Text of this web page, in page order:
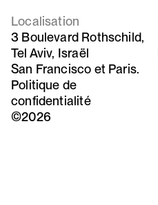
Localisation
3 Boulevard Rothschild,
Tel Aviv, Israël
San Francisco et Paris.
Politique de
confidentialité
©2026